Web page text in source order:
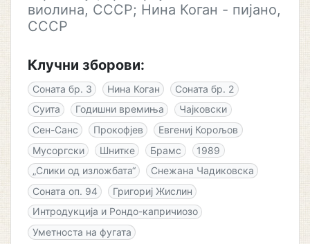
виолина, СССР; Нина Коган - пијано,
СССР
Клучни зборови:
Соната бр. 3 Нина Коган
Соната бр. 2
Суита
Годишни времиња
Чајковски
Сен-Санс
Прокофјев
Евгениј Корољов
Мусоргски
Шнитке Брамс
1989
„Слики од изложбата“
Снежана Чадиковска
Соната оп. 94
Григориј Жислин
Интродукција и Рондо-капричиозо
Уметноста на фугата